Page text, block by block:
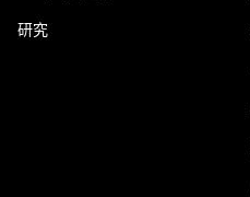
研究